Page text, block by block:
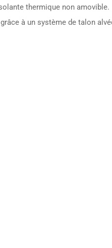
thermique non amovible.
à un système de talon